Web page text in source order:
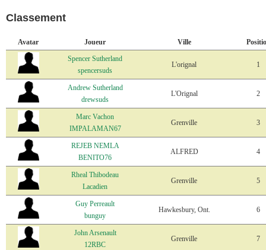
Classement
Avatar Joueur Ville
Spencer Sutherland
spencersuds
L'orignal 1
Andrew Sutherland
drewsuds
L'Orignal 2
Marc Vachon
IMPALAMAN67
Grenville 3
REJEB NEMLA
BENITO76
ALFRED 4
Rheal Thibodeau
Lacadien
Grenville 5
Guy Perreault
bunguy
Hawkesbury, Ont. 6
John Arsenault
12RBC
Grenville 7